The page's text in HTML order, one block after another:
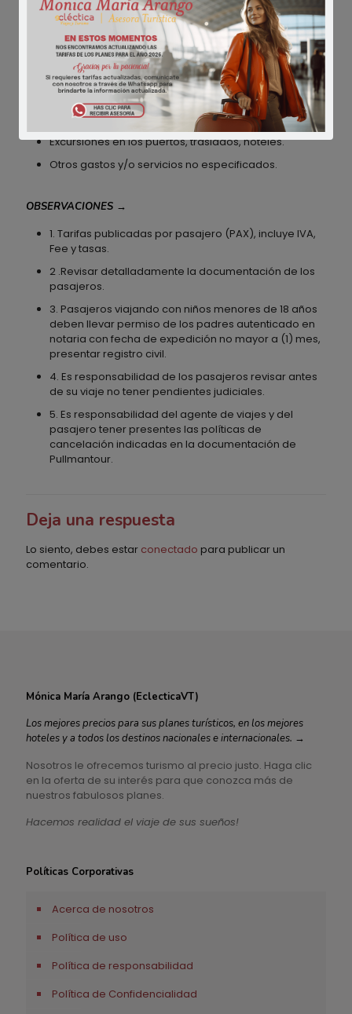
EL PRECIO NO INCLUYE→
Impuesto de salida de Colombia $89.100
aproximadamente, por persona. A pagar en pesos
colombianos.
Tiquetes aéreos
Excursiones en los puertos, traslados, hoteles.
Otros gastos y/o servicios no especificados.
OBSERVACIONES →
1. Tarifas publicadas por pasajero (PAX), incluye IVA,
Fee y tasas.
2 .Revisar detalladamente la documentación de los
pasajeros.
3. Pasajeros viajando con niños menores de 18 años
deben llevar permiso de los padres autenticado en
notaria con fecha de expedición no mayor a (1) mes,
presentar registro civil.
4. Es responsabilidad de los pasajeros revisar antes
de su viaje no tener pendientes judiciales.
5. Es responsabilidad del agente de viajes y del
pasajero tener presentes las políticas de
cancelación indicadas en la documentación de
Pullmantour.
Deja una respuesta
Lo siento, debes estar conectado para publicar un
comentario.
Mónica María Arango (EclecticaVT)
Los mejores precios para sus planes turísticos, en los mejores
hoteles y a todos los destinos nacionales e internacionales. →
Nosotros le ofrecemos turismo al precio justo. Haga clic
en la oferta de su interés para que conozca más de
nuestros fabulosos planes.
Hacemos realidad el viaje de sus sueños!
Políticas Corporativas
Acerca de nosotros
Política de uso
Política de responsabilidad
Política de Confidencialidad